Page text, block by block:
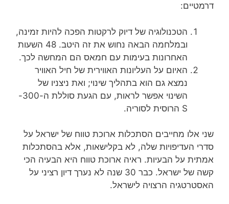
דרמטיים:
הטכנולוגיה של דיוק לרקטות הפכה להיות זמינה,
ובמלחמה הבאה נחוש את זה היטב. 48 השעות
האחרונות בעימות עם חמאס הם המחשה לכך.
האיום על העליונות האווירית של חיל האוויר
נמצא גם הוא בתהליך שינוי; ואת ניצניו של
השינוי אפשר לראות, עם הגעת סוללת ה-300-
S הרוסית לסוריה.
שני אלו מחייבים הסתכלות ארוכת טווח של ישראל על
סדרי העדיפויות שלה, לא בקלישאות, אלא בהסתכלות
אמתית על הבעיות. ראיה ארוכת טווח היא הבעיה הכי
קשה של ישראל. כבר 30 שנה לא נערך דיון רציני על
האסטרטגיה הרצויה לישראל.